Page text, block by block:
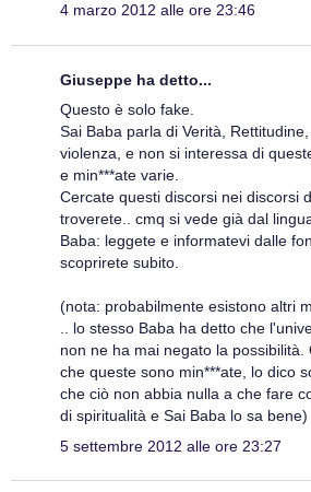
4 marzo 2012 alle ore 23:46
Giuseppe ha detto...
Questo è solo fake.
Sai Baba parla di Verità,
violenza, e non si interessa di
e min***ate varie.
Cercate questi discorsi nei discorsi
troverete.. cmq si vede già dal
Baba: leggete e informatevi dalle
scoprirete subito.
(nota: probabilmente esistono altri
.. lo stesso Baba ha detto che
non ne ha mai negato la possibilità.
che queste sono min***ate, lo dico
che ciò non abbia nulla a che fare
di spiritualità e Sai Baba lo sa bene)
5 settembre 2012 alle ore 23:27